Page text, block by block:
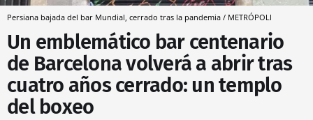
Persiana bajada del bar Mundial, cerrado tras la pandemia / METRÓPOLI
Un emblemático bar centenario
de Barcelona volverá a abrir tras
cuatro años cerrado: un templo
del boxeo